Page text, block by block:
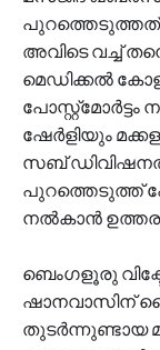
അവിടെ വച്ച്‌
മെഡിക്കല്‍
ഷേർളിയും
സബ് ഡിവിഷനല്‍
പുറത്തെടുത്ത്
നല്‍കാൻ
ബെംഗളൂരു
ഷാനവാസിന്
തുടർന്നുണ്ടായ